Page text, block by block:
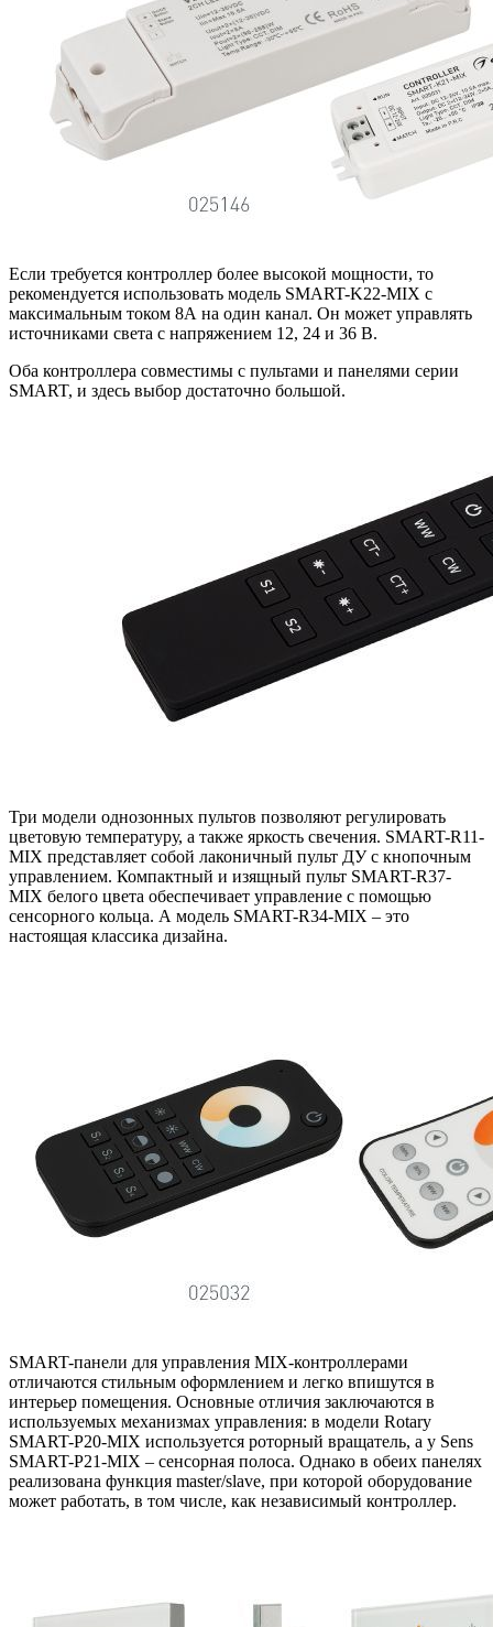
Если требуется контроллер более высокой мощности, то
рекомендуется использовать модель SMART-K22-MIX с
максимальным током 8А на один канал. Он может управлять
источниками света с напряжением 12, 24 и 36 В.
Оба контроллера совместимы с пультами и панелями серии
SMART, и здесь выбор достаточно большой.
Три модели однозонных пультов позволяют регулировать
цветовую температуру, а также яркость свечения. SMART-R11-
MIX представляет собой лаконичный пульт ДУ с кнопочным
управлением. Компактный и изящный пульт SMART-R37-
MIX белого цвета обеспечивает управление с помощью
сенсорного кольца. А модель SMART-R34-MIX – это
настоящая классика дизайна.
SMART-панели для управления MIX-контроллерами
отличаются стильным оформлением и легко впишутся в
интерьер помещения. Основные отличия заключаются в
используемых механизмах управления: в модели Rotary
SMART-P20-MIX используется роторный вращатель, а у Sens
SMART-P21-MIX – сенсорная полоса. Однако в обеих панелях
реализована функция master/slave, при которой оборудование
может работать, в том числе, как независимый контроллер.